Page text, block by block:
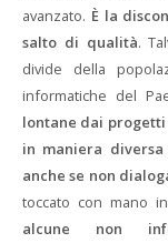
avanzato. È la
salto di qualità.
divide della
informatiche del
lontane dai
in maniera diversa
anche se non
toccato con mano
alcune non